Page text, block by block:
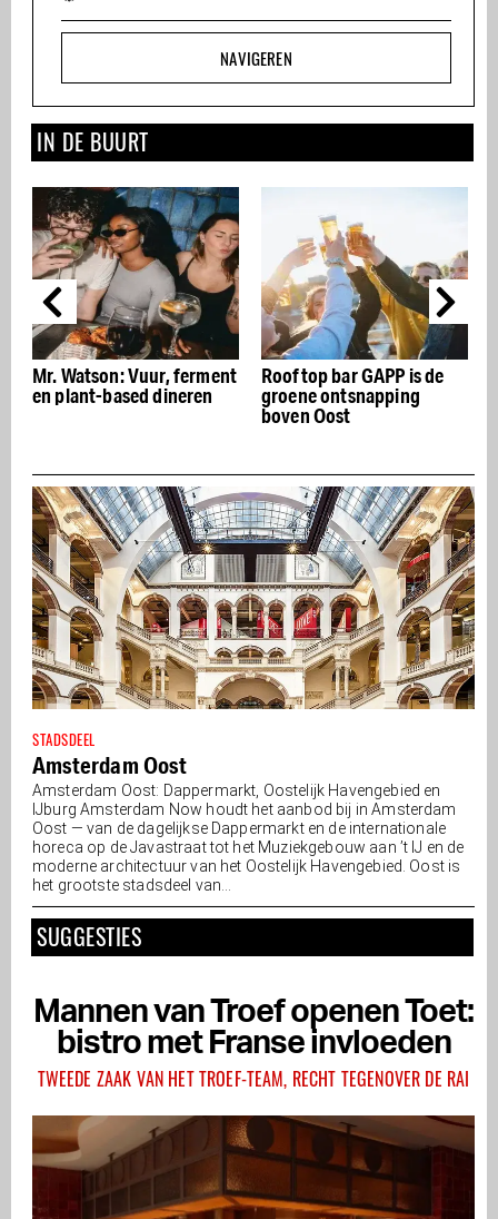
NAVIGEREN
IN DE BUURT
Rooftop bar GAPP is de
groene ontsnapping
EAST de nieuwe
huiskamer van Hotel
STADSDEEL
Amsterdam Oost
Amsterdam Oost: Dappermarkt, Oostelijk Havengebied en
IJburg Amsterdam Now houdt het aanbod bij in Amsterdam
Oost — van de dagelijkse Dappermarkt en de internationale
horeca op de Javastraat tot het Muziekgebouw aan ’t IJ en de
moderne architectuur van het Oostelijk Havengebied. Oost is
het grootste stadsdeel van...
SUGGESTIES
Mannen van Troef openen Toet:
bistro met Franse invloeden
TWEEDE ZAAK VAN HET TROEF-TEAM, RECHT TEGENOVER DE RAI